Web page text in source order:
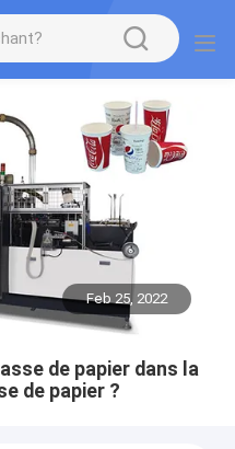
Feb 25, 2022
de papier dans la
de papier ?